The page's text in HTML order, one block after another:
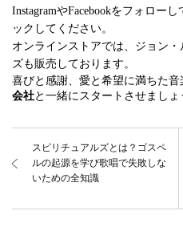
InstagramやFacebookをフォロー
ックしてください。
オンラインストアでは、ジョン
ズも販売しております。
喜びと感謝、愛と希望に満ちた音
会社と一緒にスタートさせましょ
スピリチュアルズとは？ゴスペ
ルの起源を学び歌唱で失敗しな
いための全知識